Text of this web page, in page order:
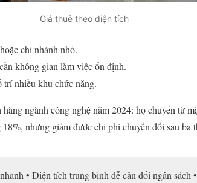
Giá thuê theo diện tích
chi nhánh nhỏ.
không gian làm việc ổn định.
nhiều khu chức năng.
ngành công nghệ năm 2024: họ chuyển từ
nhưng giảm được chi phí chuyển đổi sau ba
• Diện tích trung bình dễ cân đối ngân